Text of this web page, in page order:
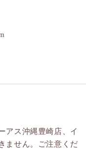
アス沖縄豊崎店、イ
ません。ご注意くだ